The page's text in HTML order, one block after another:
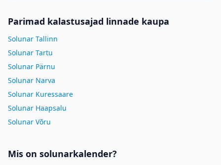
Parimad kalastusajad linnade kaupa
Solunar Tallinn
Solunar Tartu
Solunar Pärnu
Solunar Narva
Solunar Kuressaare
Solunar Haapsalu
Solunar Võru
Mis on solunarkalender?